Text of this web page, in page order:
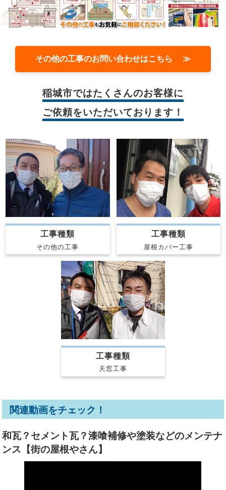
その他の工事のお問い合わせはこちら ≫
稲城市ではたくさんのお客様に
ご依頼をいただいております！
工事種類
その他の工事
工事種類
屋根カバー工事
工事種類
天窓工事
関連動画をチェック！
和瓦？セメント瓦？漆喰補修や塗装などのメンテナ
ンス【街の屋根やさん】